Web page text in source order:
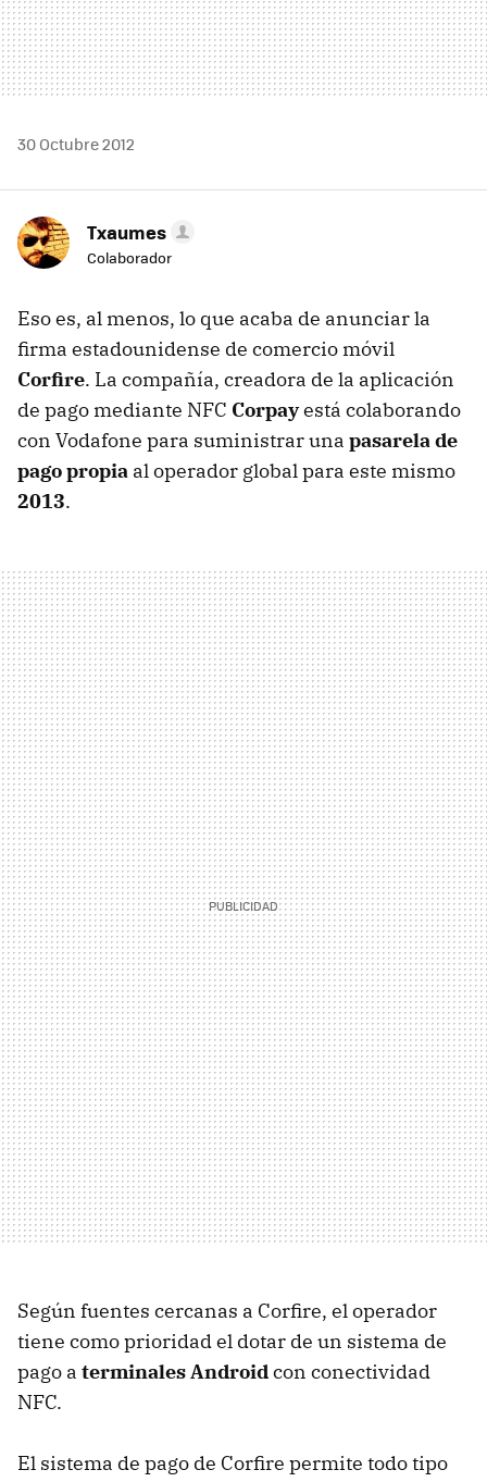
30 Octubre 2012
Txaumes
Colaborador
Eso es, al menos, lo que acaba de anunciar la
firma estadounidense de comercio móvil
Corfire. La compañía, creadora de la aplicación
de pago mediante NFC Corpayestá colaborando
con Vodafone para suministrar una pasarela de
pago propia al operador global para este mismo
2013.
Según fuentes cercanas a Corfire, el operador
tiene como prioridad el dotar de un sistema de
pago a terminales Androidcon conectividad
NFC.
El sistema de pago de Corfire permite todo tipo